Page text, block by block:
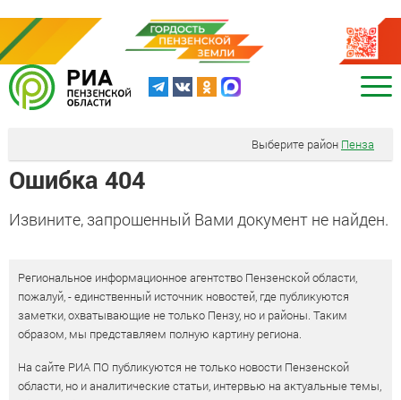
Выберите район Пенза
Ошибка 404
Извините, запрошенный Вами документ не найден.
Региональное информационное агентство Пензенской области,
пожалуй, - единственный источник новостей, где публикуются
заметки, охватывающие не только Пензу, но и районы. Таким
образом, мы представляем полную картину региона.
На сайте РИА ПО публикуются не только новости Пензенской
области, но и аналитические статьи, интервью на актуальные темы,